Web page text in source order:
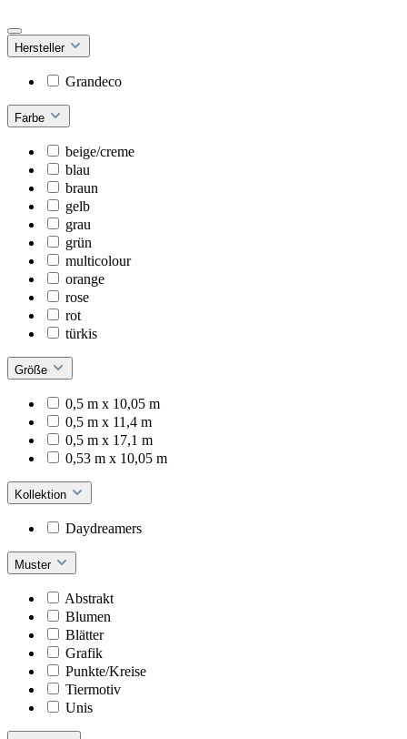
Hersteller
Grandeco
Farbe
beige/creme
blau
braun
gelb
grau
grün
multicolour
orange
rose
rot
türkis
Größe
0,5 m x 10,05 m
0,5 m x 11,4 m
0,5 m x 17,1 m
0,53 m x 10,05 m
Kollektion
Daydreamers
Muster
Abstrakt
Blumen
Blätter
Grafik
Punkte/Kreise
Tiermotiv
Unis